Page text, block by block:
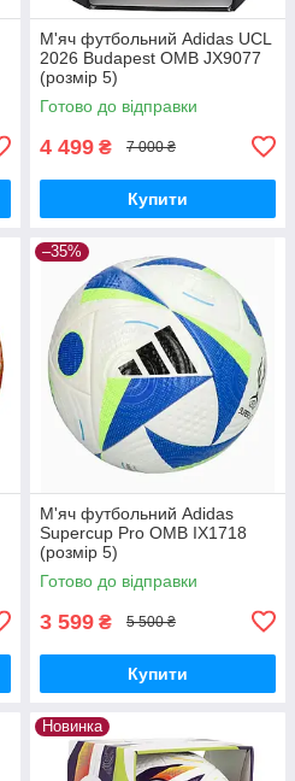
М'яч футбольний Adidas UCL
2026 Budapest OMB JX9077
(розмір 5)
Готово до відправки
4 499 ₴ 7 000 ₴
Купити
–35%
М'яч футбольний Adidas
Supercup Pro OMB IX1718
(розмір 5)
Готово до відправки
3 599 ₴ 5 500 ₴
Купити
Новинка